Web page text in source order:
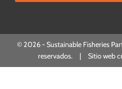
© 2026 - Sustainable Fisheries
reservados. | Sitio web